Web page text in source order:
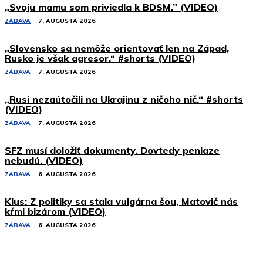
„Svoju mamu som priviedla k BDSM.” (VIDEO)
ZÁBAVA 7. AUGUSTA 2026
„Slovensko sa nemôže orientovať len na Západ,
Rusko je však agresor.“ #shorts (VIDEO)
ZÁBAVA 7. AUGUSTA 2026
„Rusi nezaútočili na Ukrajinu z ničoho nič.“ #shorts
(VIDEO)
ZÁBAVA 7. AUGUSTA 2026
SFZ musí doložiť dokumenty. Dovtedy peniaze
nebudú. (VIDEO)
ZÁBAVA 6. AUGUSTA 2026
Klus: Z politiky sa stala vulgárna šou, Matovič nás
kŕmi bizárom (VIDEO)
ZÁBAVA 6. AUGUSTA 2026